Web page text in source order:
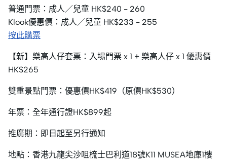
普通門票：成人／兒童 HK$240 - 260
Klook優惠價：成人／兒童 HK$233 - 255
按此購票
【新】樂高人仔套票：入場門票 x 1 + 樂高人仔 x 1 優惠價
HK$265
雙重景點門票：優惠價HK$419（原價HK$530）
年票：全年通行證HK$899起
推廣期：即日起至另行通知
地點：香港九龍尖沙咀梳士巴利道18號K11 MUSEA地庫1樓